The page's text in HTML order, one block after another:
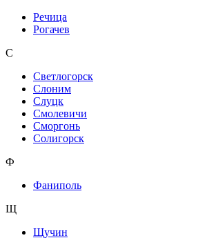
Речица
Рогачев
С
Светлогорск
Слоним
Слуцк
Смолевичи
Сморгонь
Солигорск
Ф
Фаниполь
Щ
Щучин